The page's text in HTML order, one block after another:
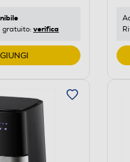
gratuito: verifica